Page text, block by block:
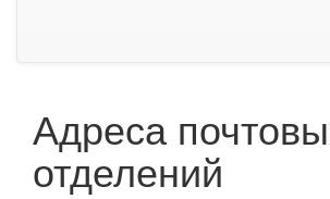
Адреса
отделений